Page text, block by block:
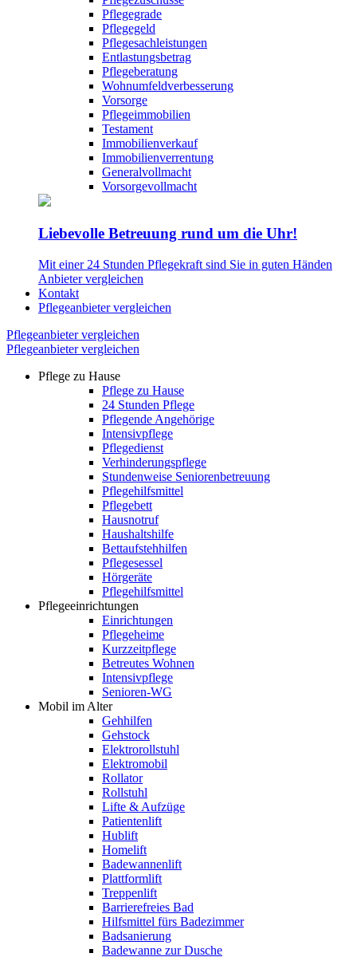
Pflegegrade
Pflegegeld
Pflegesachleistungen
Entlastungsbetrag
Pflegeberatung
Wohnumfeldverbesserung
Vorsorge
Pflegeimmobilien
Testament
Immobilienverkauf
Immobilienverrentung
Generalvollmacht
Vorsorgevollmacht
Liebevolle Betreuung rund um die Uhr!
Mit einer 24 Stunden Pflegekraft sind Sie in guten Händen
Anbieter vergleichen
Kontakt
Pflegeanbieter vergleichen
Pflegeanbieter vergleichen
Pflegeanbieter vergleichen
Pflege zu Hause
Pflege zu Hause
24 Stunden Pflege
Pflegende Angehörige
Intensivpflege
Pflegedienst
Verhinderungspflege
Stundenweise Seniorenbetreuung
Pflegehilfsmittel
Pflegebett
Hausnotruf
Haushaltshilfe
Bettaufstehhilfen
Pflegesessel
Hörgeräte
Pflegehilfsmittel
Pflegeeinrichtungen
Einrichtungen
Pflegeheime
Kurzzeitpflege
Betreutes Wohnen
Intensivpflege
Senioren-WG
Mobil im Alter
Gehhilfen
Gehstock
Elektrorollstuhl
Elektromobil
Rollator
Rollstuhl
Lifte & Aufzüge
Patientenlift
Hublift
Homelift
Badewannenlift
Plattformlift
Treppenlift
Barrierefreies Bad
Hilfsmittel fürs Badezimmer
Badsanierung
Badewanne zur Dusche